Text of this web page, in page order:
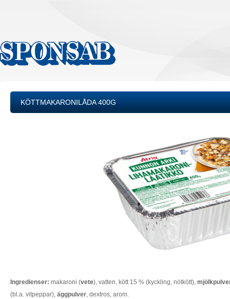
KÖTTMAKARONILÅDA 400G
Ingredienser: makaroni (vete), vatten, kött 15 % (kyckling, nötkött),
(bl.a. vitpeppar), äggpulver , dextros, arom.